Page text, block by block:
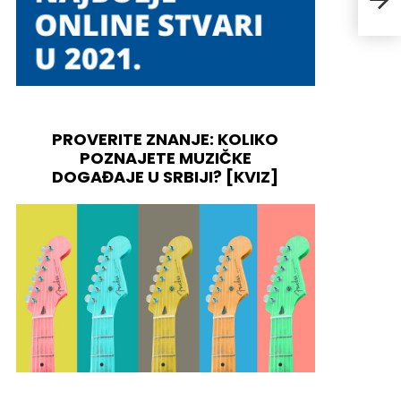
PROVERITE ZNANJE: KOLIKO
POZNAJETE MUZIČKE
DOGAĐAJE U SRBIJI? [KVIZ]